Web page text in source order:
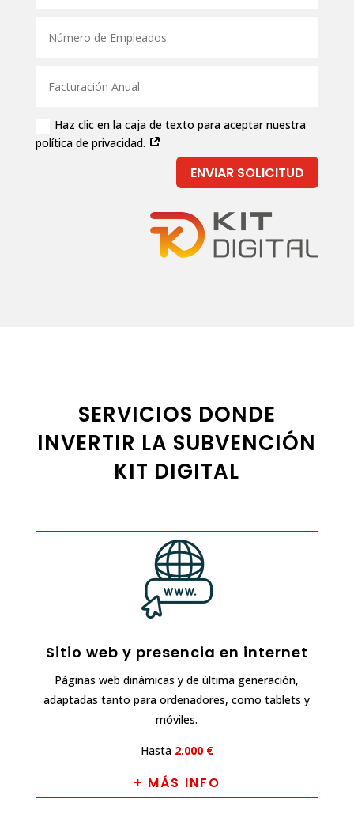
Haz clic en la caja de texto para aceptar nuestra
política de privacidad.
ENVIAR SOLICITUD
SERVICIOS DONDE
INVERTIR LA SUBVENCIÓN
KIT DIGITAL
Sitio web y presencia en internet
Páginas web dinámicas y de última generación,
adaptadas tanto para ordenadores, como tablets y
móviles.
Hasta 2.000 €
+ MÁS INFO